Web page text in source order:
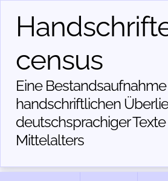
census
Eine
handschriftlichen
deutschsprachiger
Mittelalters